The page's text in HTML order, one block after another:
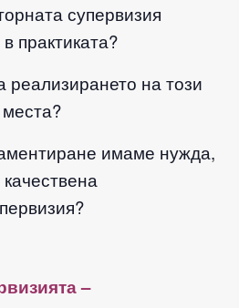
супервизия
практиката?
на този
имаме нужда,
–